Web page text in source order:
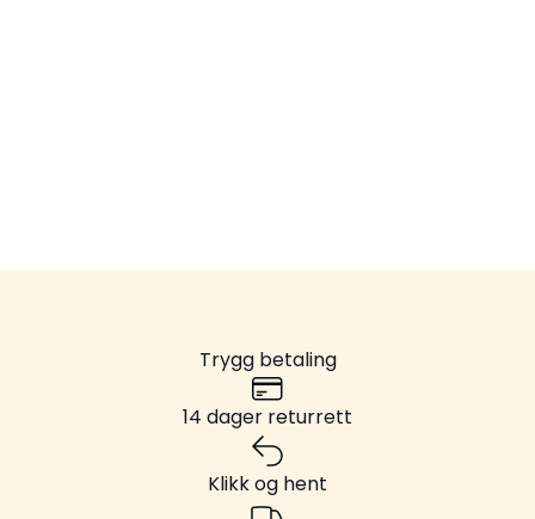
Trygg betaling
14 dager returrett
Klikk og hent